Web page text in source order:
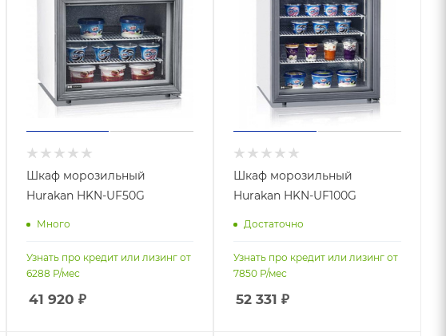
Шкаф морозильный
Hurakan HKN-UF50G
Много
Узнать про кредит или лизинг от
6288 Р/мес
41 920 ₽
Шкаф морозильный
Hurakan HKN-UF100G
Достаточно
Узнать про кредит или лизинг от
7850 Р/мес
52 331 ₽